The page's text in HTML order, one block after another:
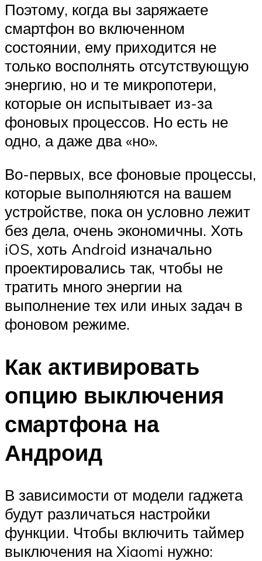
Поэтому, когда вы заряжаете
смартфон во включенном
состоянии, ему приходится не
только восполнять отсутствующую
энергию, но и те микропотери,
которые он испытывает из-за
фоновых процессов. Но есть не
одно, а даже два «но».
Во-первых, все фоновые процессы,
которые выполняются на вашем
устройстве, пока он условно лежит
без дела, очень экономичны. Хоть
iOS, хоть Android изначально
проектировались так, чтобы не
тратить много энергии на
выполнение тех или иных задач в
фоновом режиме.
Как активировать
опцию выключения
смартфона на
Андроид
В зависимости от модели гаджета
будут различаться настройки
функции. Чтобы включить таймер
выключения на Xiaomi нужно: